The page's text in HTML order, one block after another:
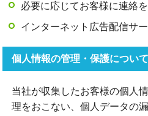
必要に応じてお客様に連絡
インターネット広告配信サ
個人情報の管理・保護について
当社が収集したお客様の個人
理をおこない、個人データの